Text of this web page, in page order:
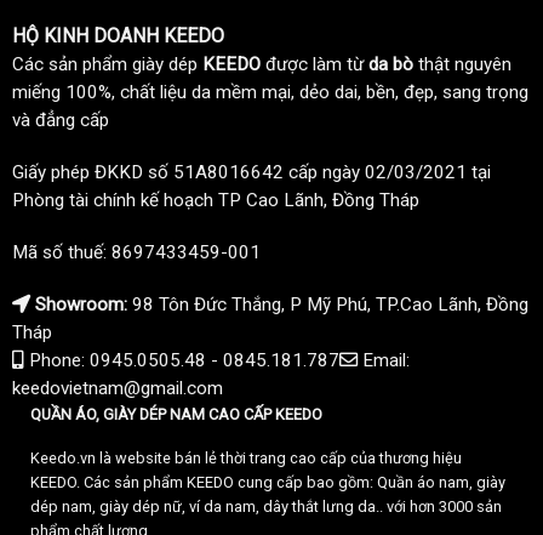
HỘ KINH DOANH KEEDO
Các sản phẩm giày dép KEEDO được làm từda bò thật nguyên
miếng 100%, chất liệu da mềm mại, dẻo dai, bền, đẹp, sang trọng
và đẳng cấp
Giấy phép ĐKKD số 51A8016642 cấp ngày 02/03/2021 tại
Phòng tài chính kế hoạch TP Cao Lãnh, Đồng Tháp
Mã số thuế: 8697433459-001
Showroom: 98 Tôn Đức Thắng, P Mỹ Phú, TP.Cao Lãnh, Đồng
Tháp
Phone: 0945.0505.48 - 0845.181.787
Email:
keedovietnam@gmail.com
QUẦN ÁO, GIÀY DÉP NAM CAO CẤP KEEDO
Keedo.vn là website bán lẻ thời trang cao cấp của thương hiệu
KEEDO. Các sản phẩm KEEDO cung cấp bao gồm: Quần áo nam, giày
dép nam, giày dép nữ, ví da nam, dây thắt lưng da.. với hơn 3000 sản
phẩm chất lượng.